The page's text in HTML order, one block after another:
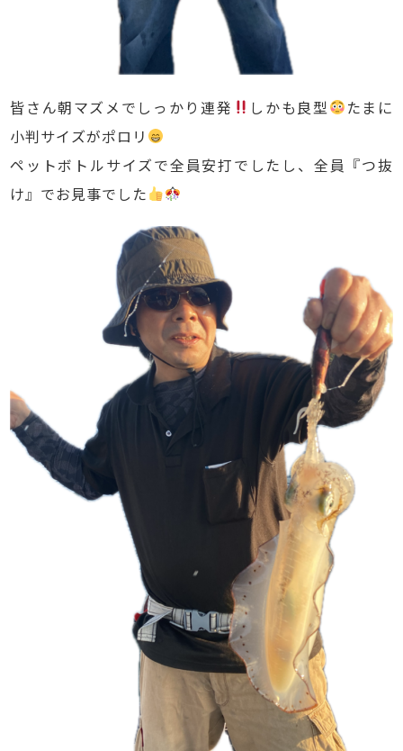
皆さん朝マズメでしっかり連発 しかも良型
たまに
小判サイズがポロリ
ペットボトルサイズで全員安打でしたし、全員『つ抜
け』でお見事でした